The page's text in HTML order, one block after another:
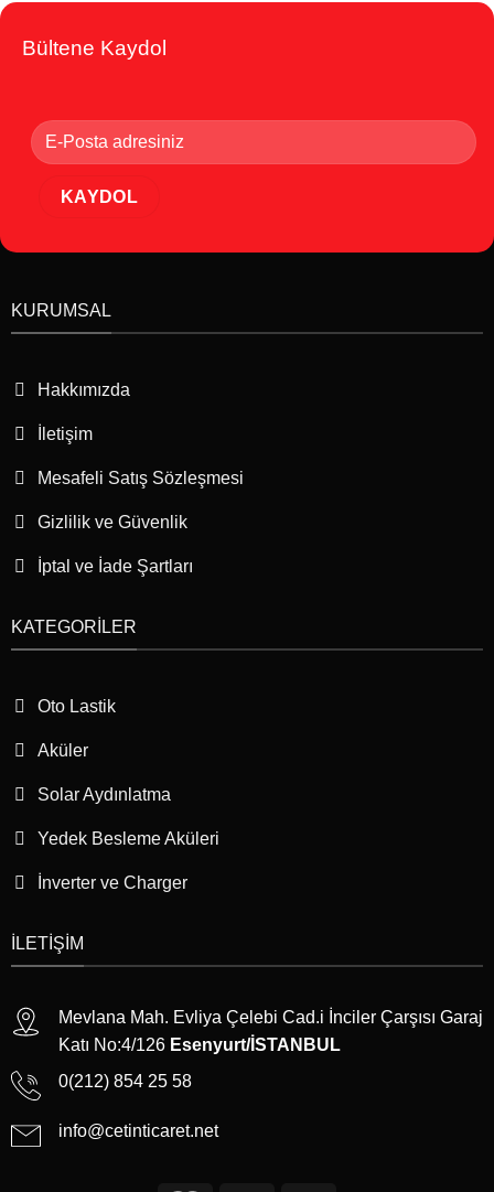
Bültene Kaydol
KURUMSAL
Hakkımızda
İletişim
Mesafeli Satış Sözleşmesi
Gizlilik ve Güvenlik
İptal ve İade Şartları
KATEGORILER
Oto Lastik
Aküler
Solar Aydınlatma
Yedek Besleme Aküleri
İnverter ve Charger
İLETIŞIM
Mevlana Mah. Evliya Çelebi Cad.i İnciler Çarşısı Garaj
Katı No:4/126 Esenyurt/İSTANBUL
0(212) 854 25 58
info@cetinticaret.net